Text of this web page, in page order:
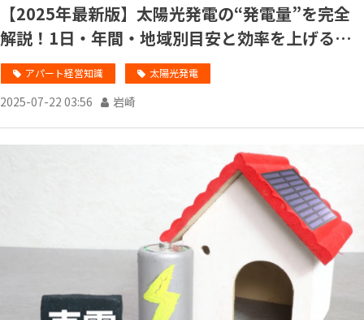
【2025年最新版】太陽光発電の“発電量”を完全
解説！1日・年間・地域別目安と効率を上げるコ
ツ
アパート経営知識 太陽光発電
2025-07-22 03:56 岩崎